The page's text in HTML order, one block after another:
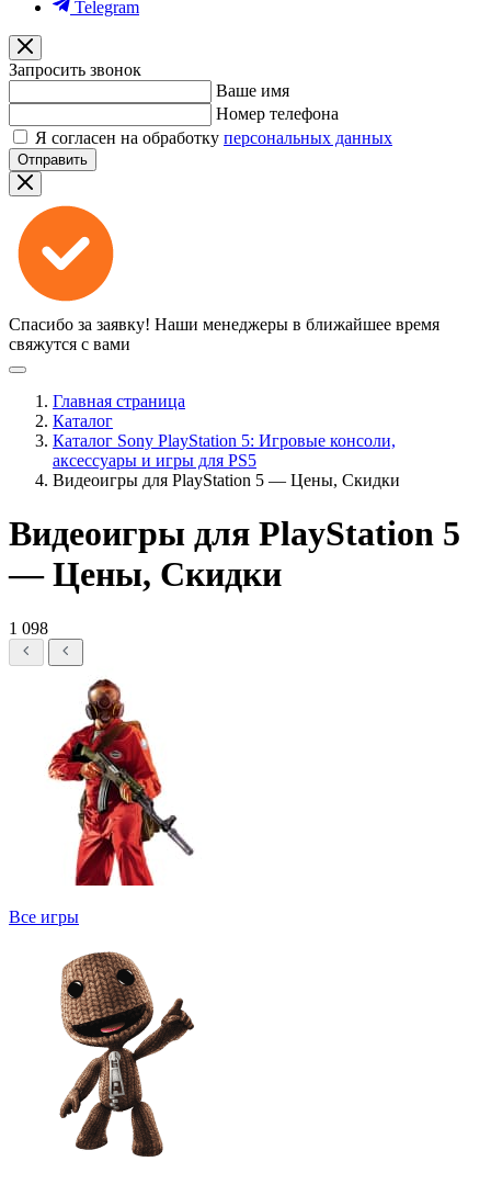
Telegram
Запросить звонок
Ваше имя
Номер телефона
Я согласен на обработку персональных данных
Отправить
Спасибо за заявку! Наши менеджеры в ближайшее время
свяжутся с вами
Главная страница
Каталог
Каталог Sony PlayStation 5: Игровые консоли,
аксессуары и игры для PS5
Видеоигры для PlayStation 5 — Цены, Скидки
Видеоигры для PlayStation 5
— Цены, Скидки
1 098
Все игры